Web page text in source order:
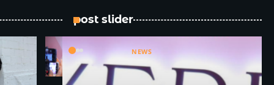
NEWS
Bouroq
Indonesia –
post slider